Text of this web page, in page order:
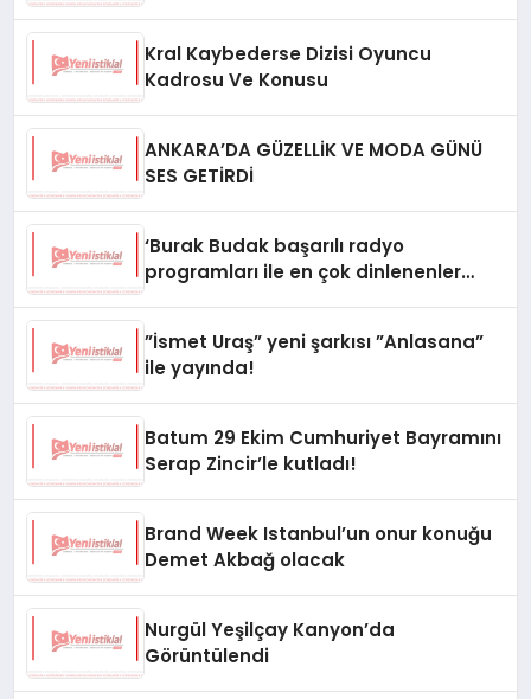
Kral Kaybederse Dizisi Oyuncu
Kadrosu Ve Konusu
ANKARA’DA GÜZELLİK VE MODA GÜNÜ
SES GETİRDİ
‘Burak Budak başarılı radyo
programları ile en çok dinlenenler
”İsmet Uraş” yeni şarkısı ”Anlasana”
ile yayında!
Batum 29 Ekim Cumhuriyet Bayramını
Serap Zincir’le kutladı!
Brand Week Istanbul’un onur konuğu
Demet Akbağ olacak
Nurgül Yeşilçay Kanyon’da
Görüntülendi